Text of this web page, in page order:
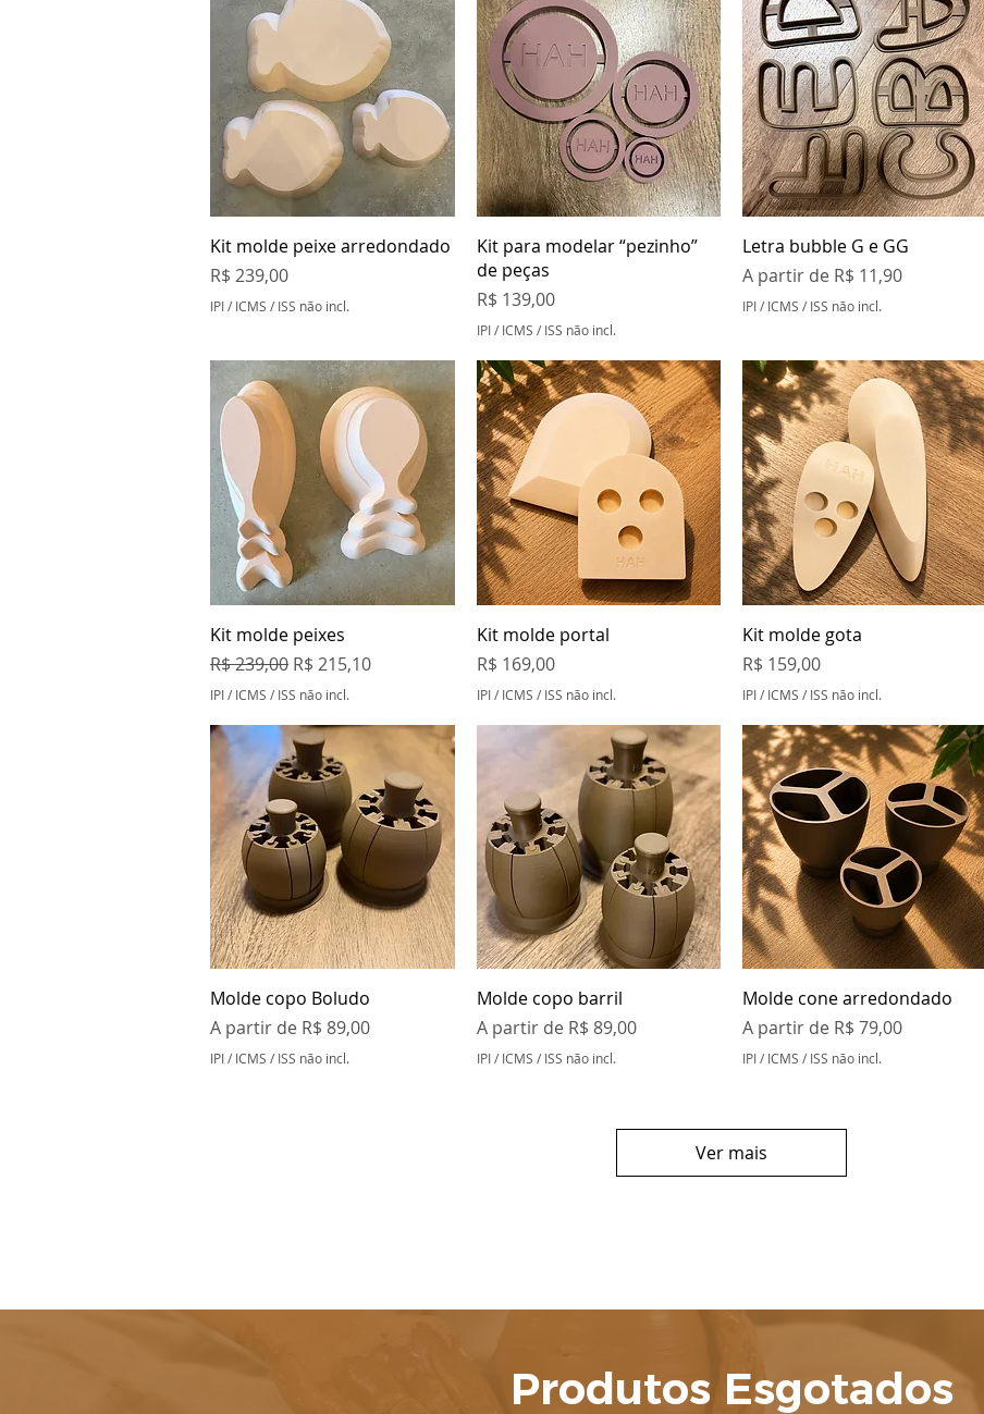
Visualização rápida
Kit molde peixe arredondado
Preço
R$ 239,00
IPI / ICMS / ISS não incl.
Visualização rápida
Kit para modelar “pezinho”
de peças
Preço
R$ 139,00
IPI / ICMS / ISS não incl.
Visualização rápida
Letra bubble G e GG
A partir de R$ 11,90
Preço promocional
IPI / ICMS / ISS não incl.
Visualização rápida
Kit molde peixes
Preço normal
R$ 239,00 Preço promocional
R$ 215,10
IPI / ICMS / ISS não incl.
Visualização rápida
Kit molde portal
Preço
R$ 169,00
IPI / ICMS / ISS não incl.
Visualização rápida
Kit molde gota
Preço
R$ 159,00
IPI / ICMS / ISS não incl.
Visualização rápida
Molde copo Boludo
A partir de R$ 89,00
Preço promocional
IPI / ICMS / ISS não incl.
Visualização rápida
Molde copo barril
A partir de R$ 89,00
Preço promocional
IPI / ICMS / ISS não incl.
Visualização rápida
Molde cone arredondado
A partir de R$ 79,00
Preço promocional
IPI / ICMS / ISS não incl.
Ver mais
Produtos Esgotados